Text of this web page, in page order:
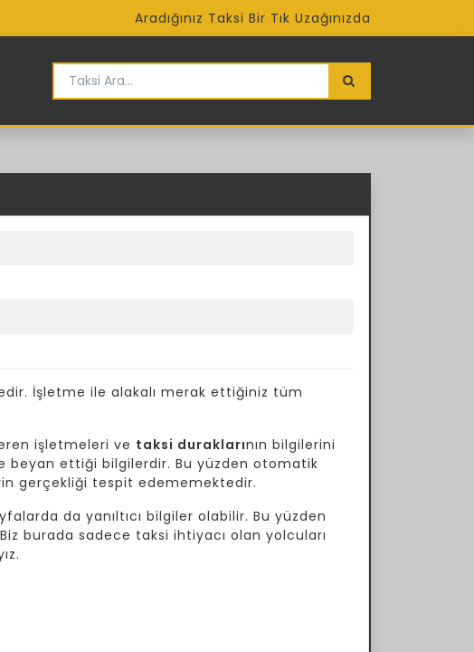
Aradığınız Taksi Bir Tık Uzağınızda
İşletme ile alakalı merak ettiğiniz tüm
işletmeleri ve taksi duraklarının bilgilerini
beyan ettiği bilgilerdir. Bu yüzden otomatik
gerçekliği tespit edememektedir.
da yanıltıcı bilgiler olabilir. Bu yüzden
burada sadece taksi ihtiyacı olan yolcuları